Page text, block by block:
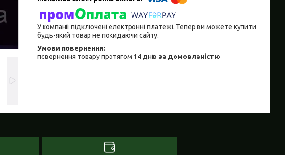
У компанії підключені електронні платежі. Тепер ви можете купити
будь-який товар не покидаючи сайту.
повернення товару протягом 14 днів за домовленістю